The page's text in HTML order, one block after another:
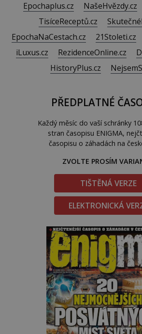
Epochaplus.cz NašeHvězdy.cz
TisíceReceptů.cz
EpochaNaCestach.cz
21Stoleti.cz
iLuxus.cz
RezidenceOnline.cz
HistoryPlus.cz
PŘEDPLATNÉ
Každý měsíc do vaší schránky
stran časopisu ENIGMA,
časopisu o záhadách na
ZVOLTE PROSÍM
TIŠTĚNÁ VERZE
ELEKTRONICKÁ